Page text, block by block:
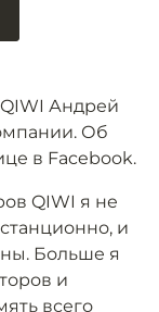
Андрей
Об
в Facebook.
QIWI я не
и
Больше я
и
всего